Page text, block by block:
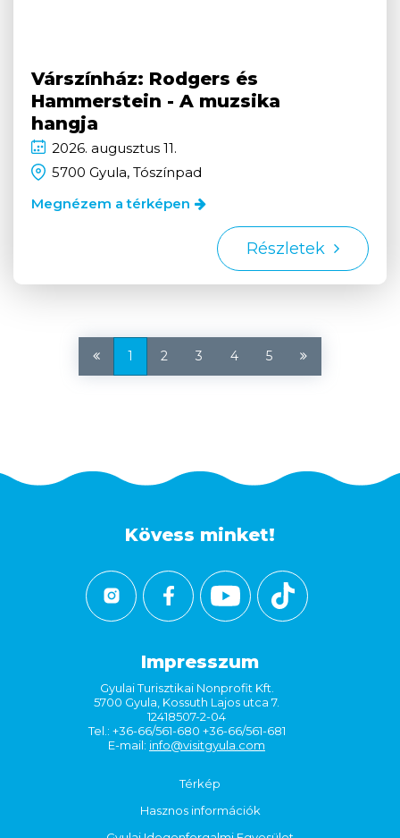
Várszínház: Rodgers és
Hammerstein - A muzsika
hangja
2026. augusztus 11.
5700 Gyula, Tószínpad
Megnézem a térképen
Részletek
Első
1 2 3 4 5
Utolsó
Kövess minket!
Impresszum
Gyulai Turisztikai Nonprofit Kft.
5700 Gyula, Kossuth Lajos utca 7.
12418507-2-04
Tel.: +36-66/561-680 +36-66/561-681
E-mail: info@visitgyula.com
Térkép
Hasznos információk